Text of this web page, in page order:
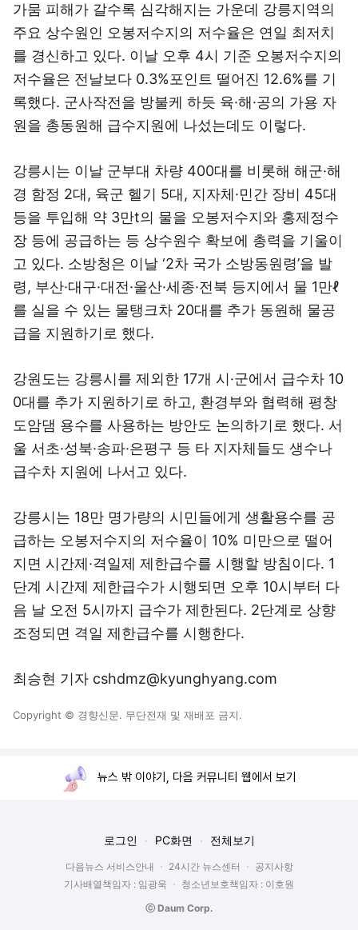
가뭄 피해가 갈수록 심각해지는 가운데 강릉지역의
주요 상수원인 오봉저수지의 저수율은 연일 최저치
를 경신하고 있다. 이날 오후 4시 기준 오봉저수지의
저수율은 전날보다 0.3%포인트 떨어진 12.6%를 기
록했다. 군사작전을 방불케 하듯 육·해·공의 가용 자
원을 총동원해 급수지원에 나섰는데도 이렇다.
강릉시는 이날 군부대 차량 400대를 비롯해 해군·해
경 함정 2대, 육군 헬기 5대, 지자체·민간 장비 45대
등을 투입해 약 3만t의 물을 오봉저수지와 홍제정수
장 등에 공급하는 등 상수원수 확보에 총력을 기울이
고 있다. 소방청은 이날 ‘2차 국가 소방동원령’을 발
령, 부산·대구·대전·울산·세종·전북 등지에서 물 1만ℓ
를 실을 수 있는 물탱크차 20대를 추가 동원해 물공
급을 지원하기로 했다.
강원도는 강릉시를 제외한 17개 시·군에서 급수차 10
0대를 추가 지원하기로 하고, 환경부와 협력해 평창
도암댐 용수를 사용하는 방안도 논의하기로 했다. 서
울 서초·성북·송파·은평구 등 타 지자체들도 생수나
급수차 지원에 나서고 있다.
강릉시는 18만 명가량의 시민들에게 생활용수를 공
급하는 오봉저수지의 저수율이 10% 미만으로 떨어
지면 시간제·격일제 제한급수를 시행할 방침이다. 1
단계 시간제 제한급수가 시행되면 오후 10시부터 다
음 날 오전 5시까지 급수가 제한된다. 2단계로 상향
조정되면 격일 제한급수를 시행한다.
최승현 기자 cshdmz@kyunghyang.com
Copyright © 경향신문. 무단전재 및 재배포 금지.
뉴스 밖 이야기, 다음 커뮤니티 웹에서 보기
로그인 PC화면 전체보기
다음뉴스 서비스안내 24시간 뉴스센터
공지사항
기사배열책임자 : 임광욱
청소년보호책임자 : 이호원
ⓒ Daum Corp.